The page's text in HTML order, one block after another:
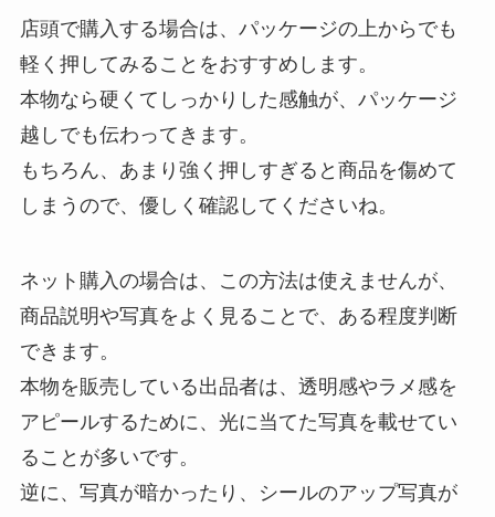
店頭で購入する場合は、パッケージの上からでも
軽く押してみることをおすすめします。
本物なら硬くてしっかりした感触が、パッケージ
越しでも伝わってきます。
もちろん、あまり強く押しすぎると商品を傷めて
しまうので、優しく確認してくださいね。
ネット購入の場合は、この方法は使えませんが、
商品説明や写真をよく見ることで、ある程度判断
できます。
本物を販売している出品者は、透明感やラメ感を
アピールするために、光に当てた写真を載せてい
ることが多いです。
逆に、写真が暗かったり、シールのアップ写真が